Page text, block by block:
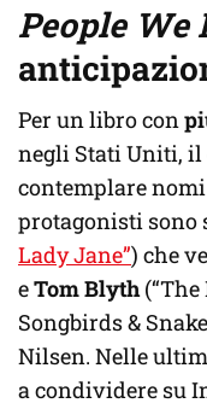
People We
Per un libro con
negli Stati Uniti, il
contemplare
protagonisti sono
Lady Jane”) che
eTom Blyth
Songbirds &
Nilsen. Nelle
a condividere su